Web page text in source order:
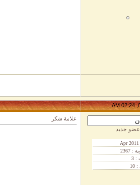
عضو جديد
علامة شكر